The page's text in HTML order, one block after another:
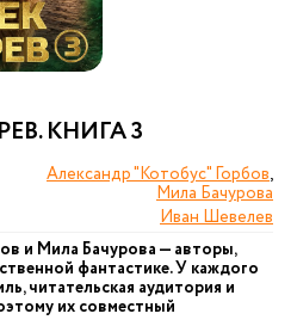
КНИГА 3
Александр "Котобус" Горбов,
Мила Бачурова
Иван Шевелев
и Мила Бачурова — авторы,
фантастике. У каждого
читательская аудитория и
их совместный